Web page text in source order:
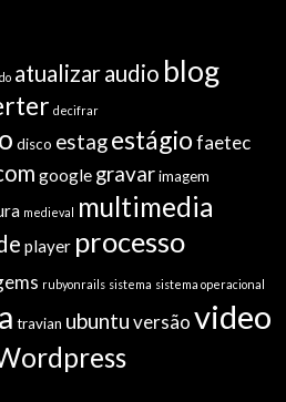
atualizaraudio blog
decifrar
disco estagestágiofaetec
google gravarimagem
medieval multimedia
player processo
rubyonrails sistema sistema operacional
travian ubuntuversãovideo